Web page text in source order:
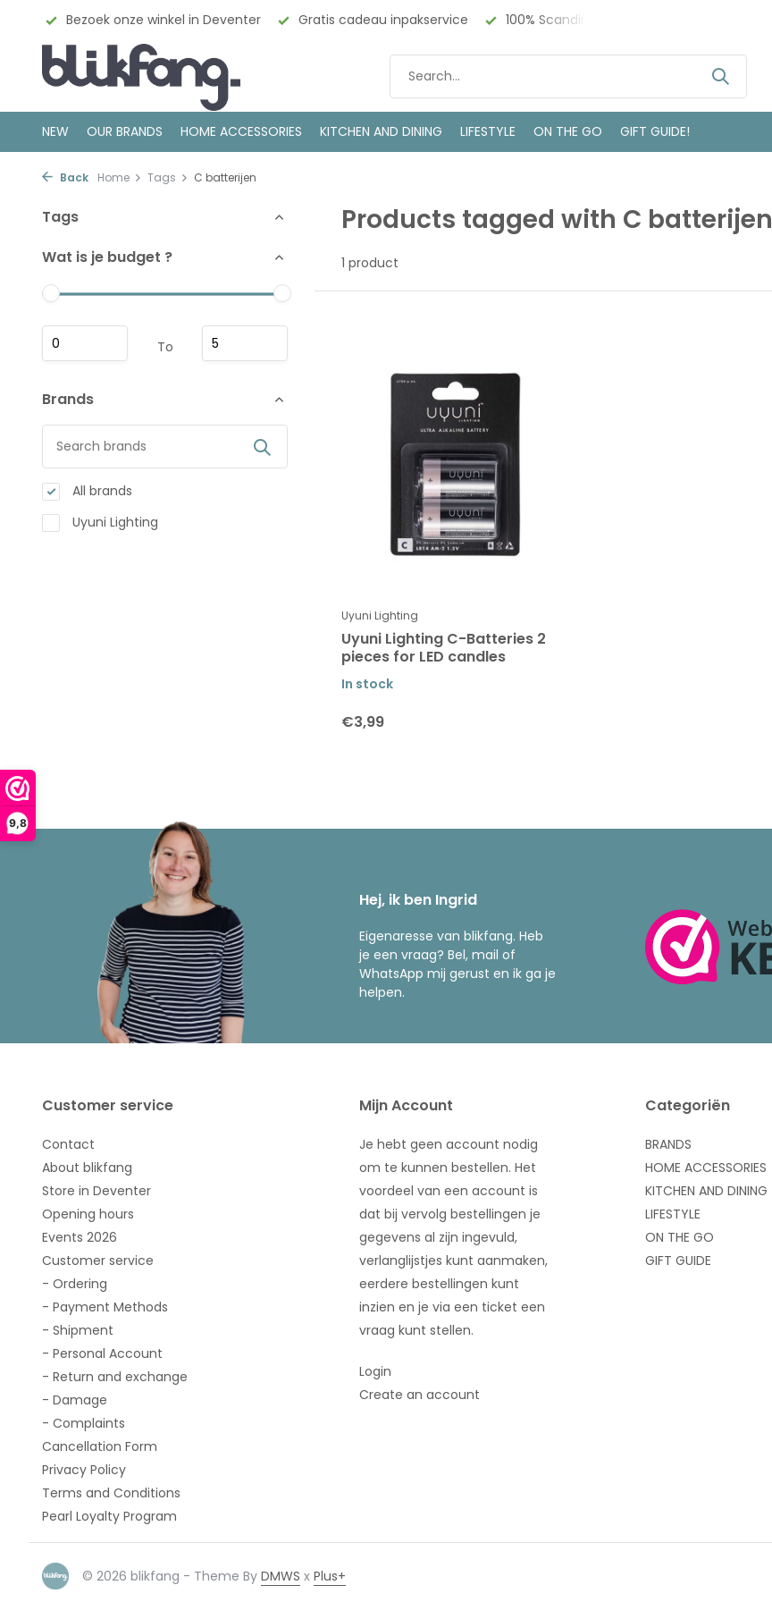
9,8
Bezoek onze winkel in Deventer Gratis cadeau inpakservice 100% Scandinavisch Design
NEW OUR BRANDS HOME ACCESSORIES KITCHEN AND DINING LIFESTYLE ON THE GO GIFT GUIDE!
Back Home Tags C batterijen
Tags
Wat is je budget ?
To
Brands
All brands
Uyuni Lighting
Products tagged with C batterijen
1 product
Uyuni Lighting
Uyuni Lighting C-Batteries 2
pieces for LED candles
In stock
€3,99
Hej, ik ben Ingrid
Eigenaresse van blikfang. Heb
je een vraag? Bel, mail of
WhatsApp mij gerust en ik ga je
helpen.
Customer service
Contact
About blikfang
Store in Deventer
Opening hours
Events 2026
Customer service
- Ordering
- Payment Methods
- Shipment
- Personal Account
- Return and exchange
- Damage
- Complaints
Cancellation Form
Privacy Policy
Terms and Conditions
Pearl Loyalty Program
Mijn Account
Je hebt geen account nodig
om te kunnen bestellen. Het
voordeel van een account is
dat bij vervolg bestellingen je
gegevens al zijn ingevuld,
verlanglijstjes kunt aanmaken,
eerdere bestellingen kunt
inzien en je via een ticket een
vraag kunt stellen.
Login
Create an account
Categoriën
BRANDS
HOME ACCESSORIES
KITCHEN AND DINING
LIFESTYLE
ON THE GO
GIFT GUIDE
© 2026 blikfang - Theme By DMWS x Plus+